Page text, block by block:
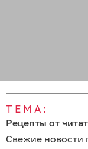
ТЕМА:
Рецепты от
Свежие новости